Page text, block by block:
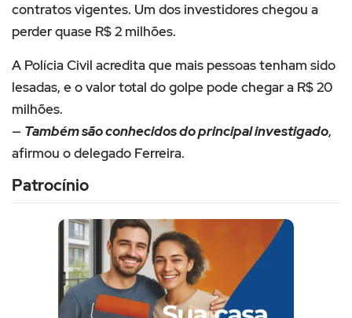
contratos vigentes. Um dos investidores chegou a
perder quase R$ 2 milhões.
A Polícia Civil acredita que mais pessoas tenham sido
lesadas, e o valor total do golpe pode chegar a R$ 20
milhões.
— Também são conhecidos do principal investigado,
afirmou o delegado Ferreira.
Patrocínio